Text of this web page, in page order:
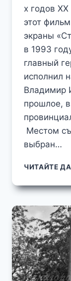
х годов
этот
экраны
в 1993
главный
исполнил
Владимир
прошлое,
Местом
выбран…
ЧИТАЙТЕ